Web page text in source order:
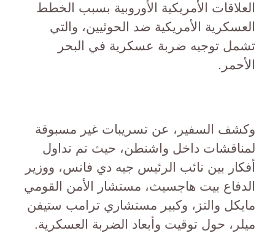
العلاقات الأمريكية الأوروبية بسبب الخطط
العسكرية الأمريكية ضد الحوثيين، والتي
تشمل توجيه ضربة عسكرية في البحر
الأحمر.
وكشف السفير، عن تسريبات غير مسبوقة
لمناقشات داخل واشنطن، حيث تم تداول
أفكار بين نائب الرئيس جيه دي فانس، ووزير
الدفاع بيت هاجسيث، مستشار الأمن القومي
مايكل والتز، وكبير مستشاري ترامب ستيفن
ميلر، حول توقيت وأبعاد الضربة العسكرية.